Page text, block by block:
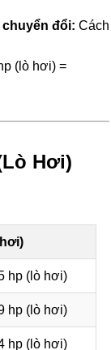
đổi: Cách
(lò hơi) =
Hơi)
hp (lò hơi)
hp (lò hơi)
hp (lò hơi)